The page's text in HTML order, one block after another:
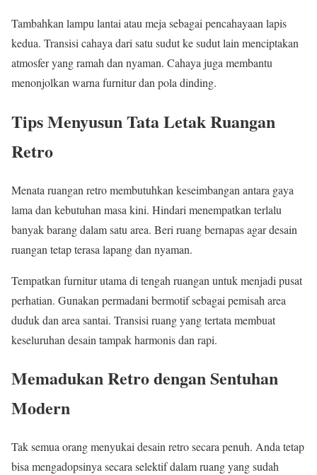
Tambahkan lampu lantai atau meja sebagai pencahayaan lapis
kedua. Transisi cahaya dari satu sudut ke sudut lain menciptakan
atmosfer yang ramah dan nyaman. Cahaya juga membantu
menonjolkan warna furnitur dan pola dinding.
Tips Menyusun Tata Letak Ruangan
Retro
Menata ruangan retro membutuhkan keseimbangan antara gaya
lama dan kebutuhan masa kini. Hindari menempatkan terlalu
banyak barang dalam satu area. Beri ruang bernapas agar desain
ruangan tetap terasa lapang dan nyaman.
Tempatkan furnitur utama di tengah ruangan untuk menjadi pusat
perhatian. Gunakan permadani bermotif sebagai pemisah area
duduk dan area santai. Transisi ruang yang tertata membuat
keseluruhan desain tampak harmonis dan rapi.
Memadukan Retro dengan Sentuhan
Modern
Tak semua orang menyukai desain retro secara penuh. Anda tetap
bisa mengadopsinya secara selektif dalam ruang yang sudah